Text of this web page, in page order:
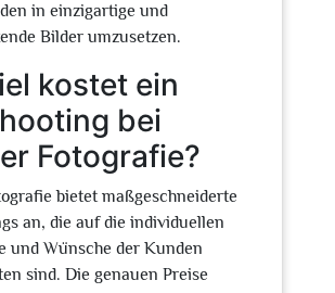
in einzigartige und
Bilder umzusetzen.
kostet ein
bei
Fotografie?
bietet maßgeschneiderte
an, die auf die individuellen
und Wünsche der Kunden
sind. Die genauen Preise